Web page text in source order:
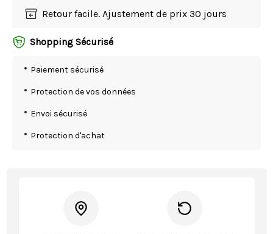
Retour facile. Ajustement de prix 30 jours
Shopping Sécurisé
Paiement sécurisé
Protection de vos données
Envoi sécurisé
Protection d'achat